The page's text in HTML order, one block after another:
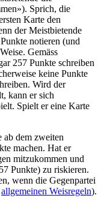
Sprich, die
Karte den
der Meistbietende
notieren (und
Gemäss
257 Punkte schreiben
keine Punkte
Wird der
kann er sich
Spielt er eine Karte
ab dem zweiten
machen. Hat er
mitzukommen und
Punkte) zu riskieren.
wenn die Gegenpartei
allgemeinen Weisregeln).